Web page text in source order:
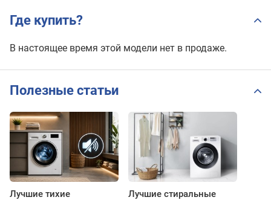
Где купить?
В настоящее время этой модели нет в продаже.
Полезные статьи
Лучшие тихие
Лучшие стиральные